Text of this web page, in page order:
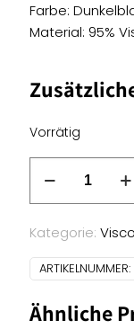
Farbe:
Material: 95%
Vorrätig
Uni
-
Dunkelblau
Menge
Kategorie:
ARTIKELNUMMER:
Ähnliche